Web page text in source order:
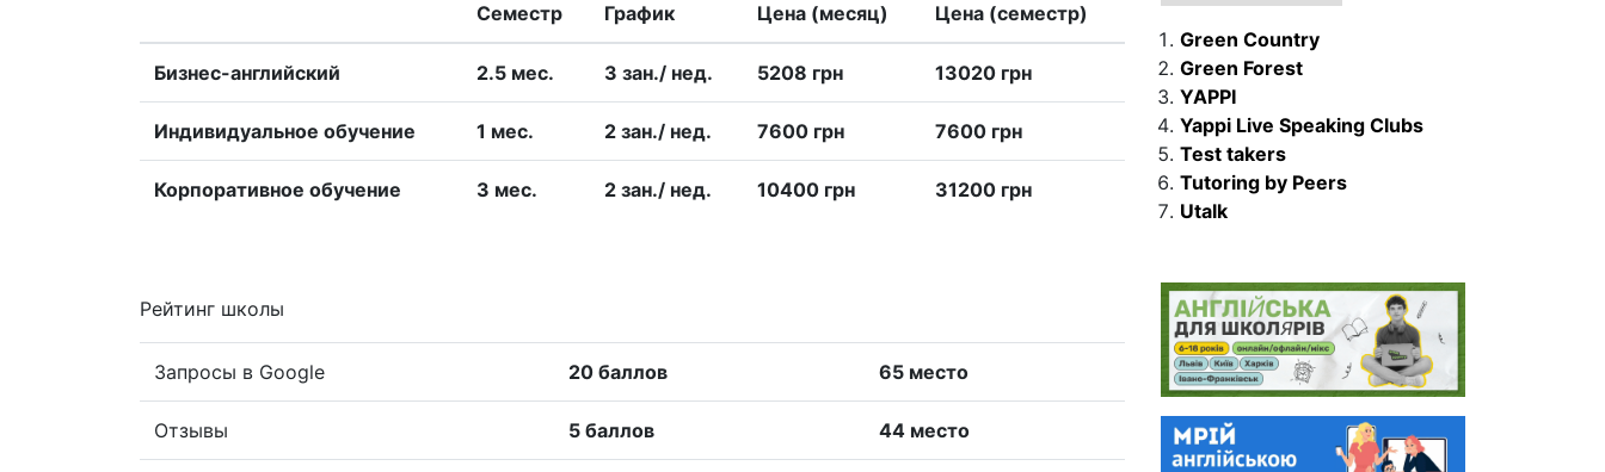
Семестр График Цена (месяц) Цена (семестр)
Бизнес-английский 2.5 меc. 3 зан./ нед. 5208 грн 13020 грн
Индивидуальное обучение 1 меc. 2 зан./ нед. 7600 грн 7600 грн
Корпоративное обучение 3 меc. 2 зан./ нед. 10400 грн 31200 грн
Рейтинг школы
Запросы в Google 20 баллов 65 место
Отзывы 5 баллов 44 место
Green Country
Green Forest
YAPPI
Yappi Live Speaking Clubs
Test takers
Tutoring by Peers
Utalk